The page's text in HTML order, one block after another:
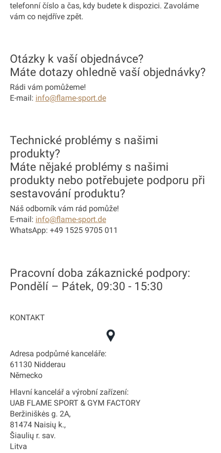
telefonní číslo a čas, kdy budete k dispozici. Zavoláme
vám co nejdříve zpět.
Otázky k vaší objednávce?
Máte dotazy ohledně vaší objednávky?
Rádi vám pomůžeme!
E-mail: info@flame-sport.de
Technické problémy s našimi
produkty?
Máte nějaké problémy s našimi
produkty nebo potřebujete podporu při
sestavování produktu?
Náš odborník vám rád pomůže!
E-mail: info@flame-sport.de
WhatsApp: +49 1525 9705 011
Pracovní doba zákaznické podpory:
Pondělí – Pátek, 09:30 - 15:30
KONTAKT
Adresa podpůrné kanceláře:
61130 Nidderau
Německo
Hlavní kancelář a výrobní zařízení:
UAB FLAME SPORT & GYM FACTORY
Beržiniškės g. 2A,
81474 Naisių k.,
Šiaulių r. sav.
Litva